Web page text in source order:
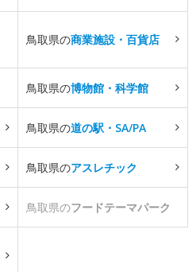
鳥取県の商業施設・百貨店
鳥取県の博物館・科学館
鳥取県の道の駅・SA/PA
鳥取県のアスレチック
鳥取県のフードテーマパーク